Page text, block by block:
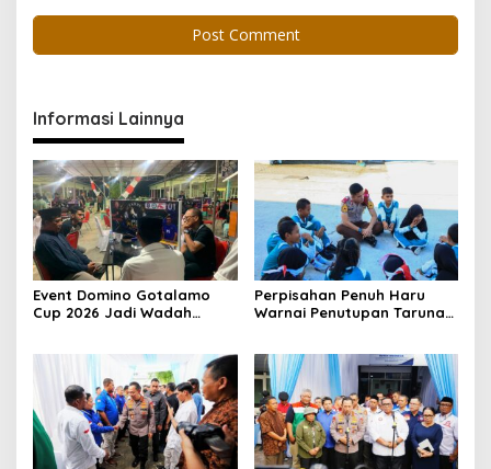
Informasi Lainnya
Event Domino Gotalamo
Cup 2026 Jadi Wadah
Morotai
Perpisahan Penuh Haru
Warnai Penutupan Taruna